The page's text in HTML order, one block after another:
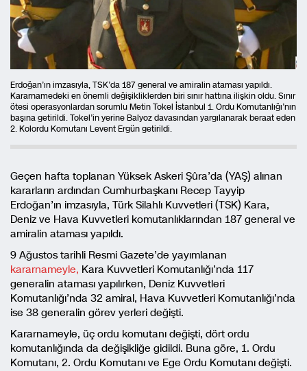
Erdoğan’ın imzasıyla, TSK’da 187 general ve amiralin ataması yapıldı.
Kararnamedeki en önemli değişikliklerden biri sınır hattına ilişkin oldu. Sınır
ötesi operasyonlardan sorumlu Metin Tokel İstanbul 1. Ordu Komutanlığı’nın
başına getirildi. Tokel’in yerine Balyoz davasından yargılanarak beraat eden
2. Kolordu Komutanı Levent Ergün getirildi.
Geçen hafta toplanan Yüksek Askeri Şûra’da (YAŞ) alınan
kararların ardından Cumhurbaşkanı Recep Tayyip
Erdoğan’ın imzasıyla, Türk Silahlı Kuvvetleri (TSK) Kara,
Deniz ve Hava Kuvvetleri komutanlıklarından 187 general ve
amiralin ataması yapıldı.
9 Ağustos tarihli Resmi Gazete’de yayımlanan
kararnameyle, Kara Kuvvetleri Komutanlığı’nda 117
generalin ataması yapılırken, Deniz Kuvvetleri
Komutanlığı’nda 32 amiral, Hava Kuvvetleri Komutanlığı’nda
ise 38 generalin görev yerleri değişti.
Kararnameyle, üç ordu komutanı değişti, dört ordu
komutanlığında da değişikliğe gidildi. Buna göre, 1. Ordu
Komutanı, 2. Ordu Komutanı ve Ege Ordu Komutanı değişti.